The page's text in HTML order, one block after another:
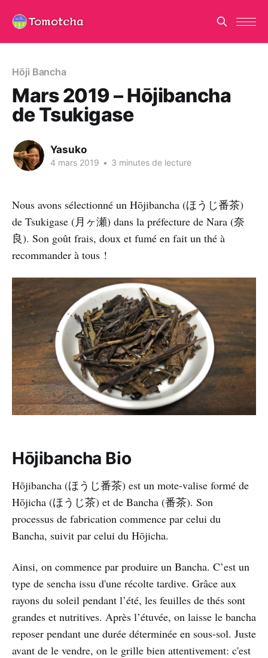
Hōji Bancha
Mars 2019 – Hōjibancha
de Tsukigase
Yasuko
4 mars 2019 • 3 minutes de lecture
Nous avons sélectionné un Hōjibancha (ほうじ番茶)
de Tsukigase (月ヶ瀬) dans la préfecture de Nara (奈
良). Son goût frais, doux et fumé en fait un thé à
recommander à tous !
Hōjibancha Bio
Hōjibancha (ほうじ番茶) est un mote-valise formé de
Hōjicha (ほうじ茶) et de Bancha (番茶). Son
processus de fabrication commence par celui du
Bancha, suivit par celui du Hōjicha.
Ainsi, on commence par produire un Bancha. C’est un
type de sencha issu d'une récolte tardive. Grâce aux
rayons du soleil pendant l’été, les feuilles de thés sont
grandes et nutritives. Après l’étuvée, on laisse le bancha
reposer pendant une durée déterminée en sous-sol. Juste
avant de le vendre, on le grille bien attentivement: c'est